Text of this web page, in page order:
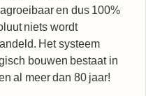
en dus 100%
niets wordt
Het systeem
bouwen bestaat in
al meer dan 80 jaar!